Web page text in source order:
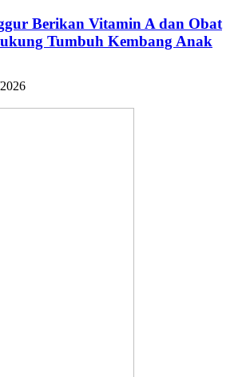
Berikan Vitamin A dan Obat
Tumbuh Kembang Anak